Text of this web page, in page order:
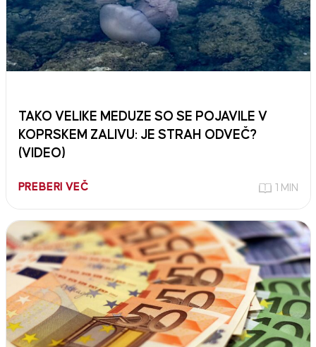
TAKO VELIKE MEDUZE SO SE POJAVILE V
KOPRSKEM ZALIVU: JE STRAH ODVEČ?
(VIDEO)
PREBERI VEČ 1 MIN